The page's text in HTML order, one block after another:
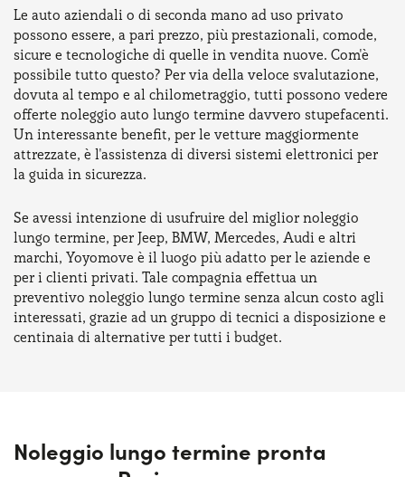
Le auto aziendali o di seconda mano ad uso privato
possono essere, a pari prezzo, più prestazionali, comode,
sicure e tecnologiche di quelle in vendita nuove. Com'è
possibile tutto questo? Per via della veloce svalutazione,
dovuta al tempo e al chilometraggio, tutti possono vedere
offerte noleggio auto lungo termine davvero stupefacenti.
Un interessante benefit, per le vetture maggiormente
attrezzate, è l'assistenza di diversi sistemi elettronici per
la guida in sicurezza.
Se avessi intenzione di usufruire del miglior noleggio
lungo termine, per Jeep, BMW, Mercedes, Audi e altri
marchi, Yoyomove è il luogo più adatto per le aziende e
per i clienti privati. Tale compagnia effettua un
preventivo noleggio lungo termine senza alcun costo agli
interessati, grazie ad un gruppo di tecnici a disposizione e
centinaia di alternative per tutti i budget.
Noleggio lungo termine pronta